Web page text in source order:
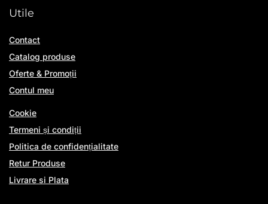
Utile
Contact
Catalog produse
Oferte & Promoții
Contul meu
Cookie
Termeni și condiții
Politica de confidențialitate
Retur Produse
Livrare si Plata